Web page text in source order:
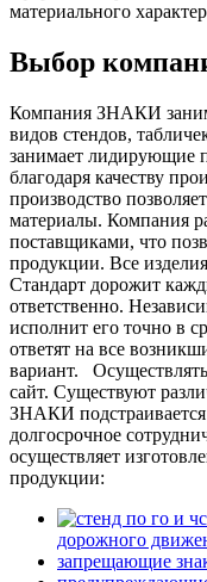
материального
Выбор
Компания ЗНАКИ
видов стендов,
занимает лидирующие
благодаря качеству
производство
материалы. Компания
поставщиками, что
продукции. Все
Стандарт дорожит
ответственно.
исполнит его точно в
ответят на все
вариант.
сайт. Существуют
ЗНАКИ подстраивается
долгосрочное
осуществляет
продукции:
дорожного
запрещающие